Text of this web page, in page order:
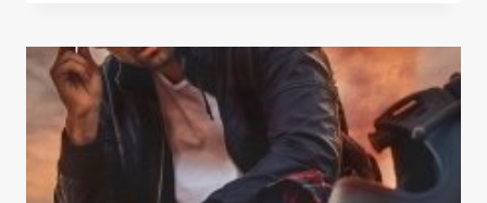
МУЖА
—
ТАННА